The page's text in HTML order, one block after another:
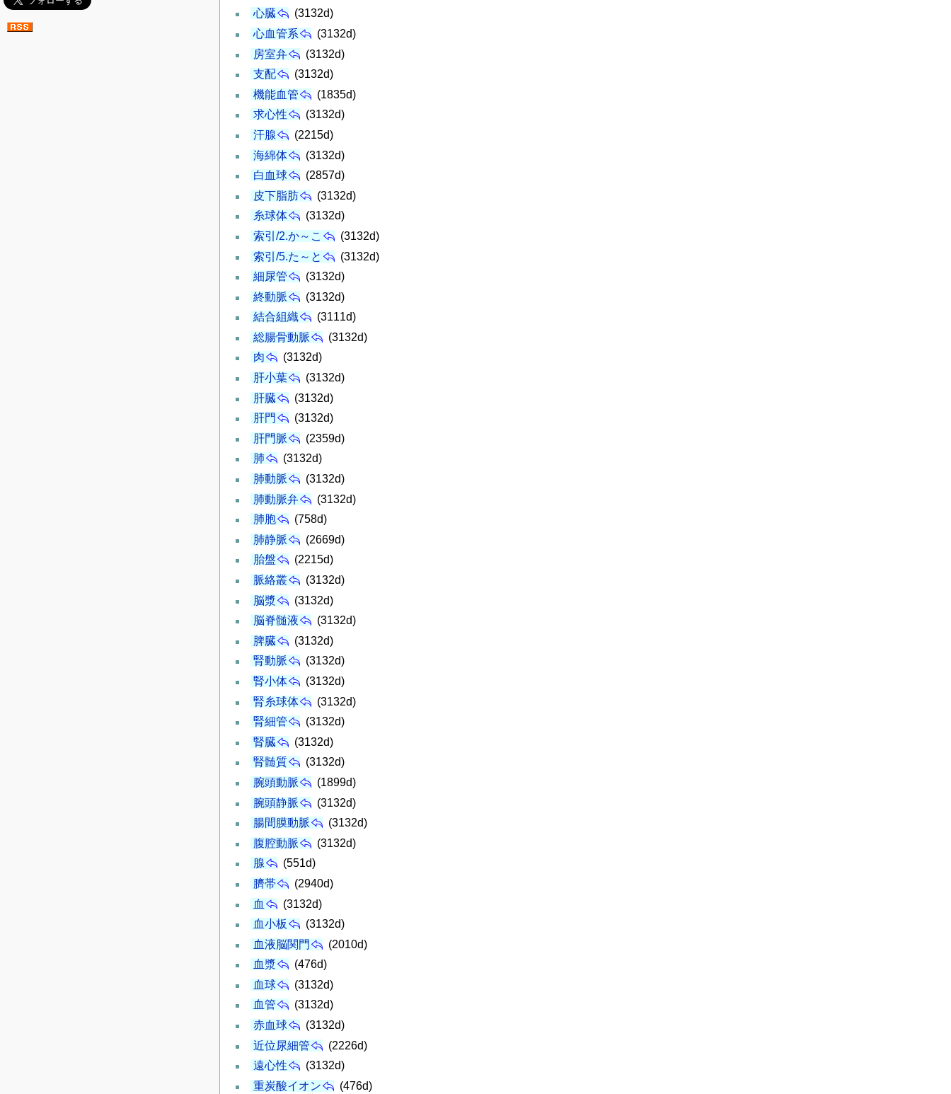
心臓
(3132d)
心血管系
(3132d)
房室弁
(3132d)
支配
(3132d)
機能血管
(1835d)
求心性
(3132d)
汗腺
(2215d)
海綿体
(3132d)
白血球
(2857d)
皮下脂肪
(3132d)
糸球体
(3132d)
索引/2.か～こ
(3132d)
索引/5.た～と
(3132d)
細尿管
(3132d)
終動脈
(3132d)
結合組織
(3111d)
総腸骨動脈
(3132d)
肉
(3132d)
肝小葉
(3132d)
肝臓
(3132d)
肝門
(3132d)
肝門脈
(2359d)
肺
(3132d)
肺動脈
(3132d)
肺動脈弁
(3132d)
肺胞
(758d)
肺静脈
(2669d)
胎盤
(2215d)
脈絡叢
(3132d)
脳漿
(3132d)
脳脊髄液
(3132d)
脾臓
(3132d)
腎動脈
(3132d)
腎小体
(3132d)
腎糸球体
(3132d)
腎細管
(3132d)
腎臓
(3132d)
腎髄質
(3132d)
腕頭動脈
(1899d)
腕頭静脈
(3132d)
腸間膜動脈
(3132d)
腹腔動脈
(3132d)
腺
(551d)
臍帯
(2940d)
血
(3132d)
血小板
(3132d)
血液脳関門
(2010d)
血漿
(476d)
血球
(3132d)
血管
(3132d)
赤血球
(3132d)
近位尿細管
(2226d)
遠心性
(3132d)
重炭酸イオン
(476d)